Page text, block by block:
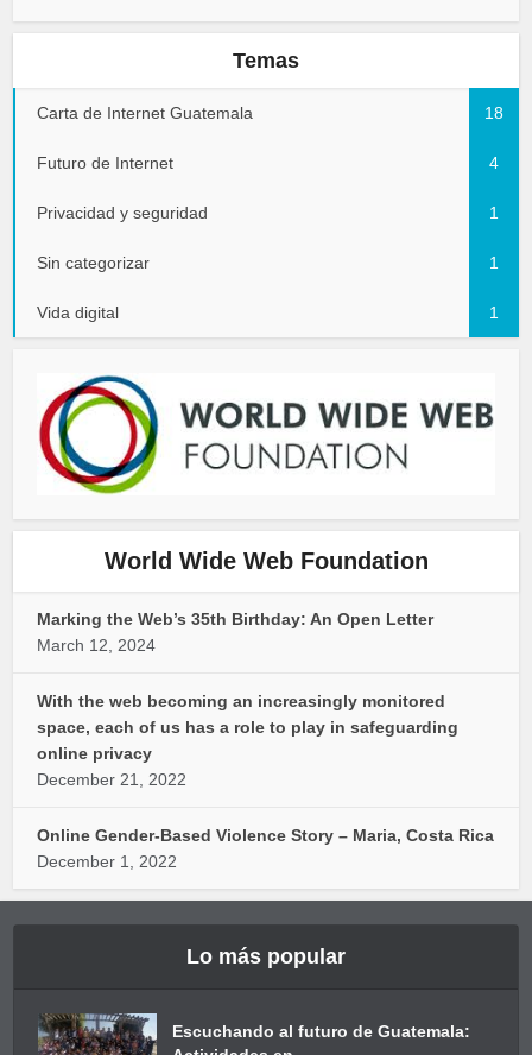
Temas
Carta de Internet Guatemala 18
Futuro de Internet 4
Privacidad y seguridad 1
Sin categorizar 1
Vida digital 1
World Wide Web Foundation
Marking the Web’s 35th Birthday: An Open Letter
March 12, 2024
With the web becoming an increasingly monitored
space, each of us has a role to play in safeguarding
online privacy
December 21, 2022
Online Gender-Based Violence Story – Maria, Costa Rica
December 1, 2022
Lo más popular
Escuchando al futuro de Guatemala: